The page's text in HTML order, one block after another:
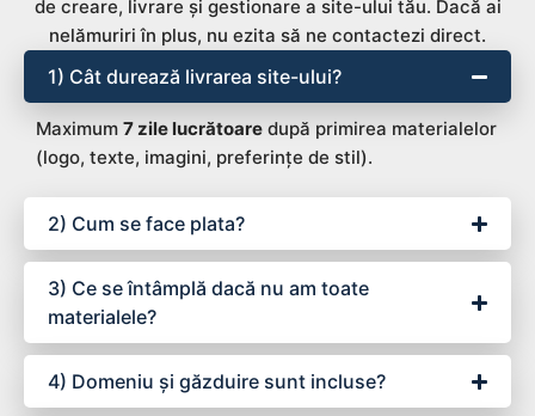
de creare, livrare și gestionare a site-ului tău. Dacă ai
nelămuriri în plus, nu ezita să ne contactezi direct.
1) Cât durează livrarea site-ului?
Maximum 7 zile lucrătoare după primirea materialelor
(logo, texte, imagini, preferințe de stil).
2) Cum se face plata?
3) Ce se întâmplă dacă nu am toate
materialele?
4) Domeniu și găzduire sunt incluse?